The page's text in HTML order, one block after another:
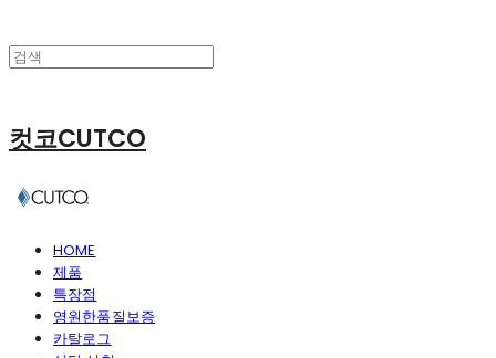
컷코CUTCO
HOME
제품
특장점
영원한품질보증
카탈로그